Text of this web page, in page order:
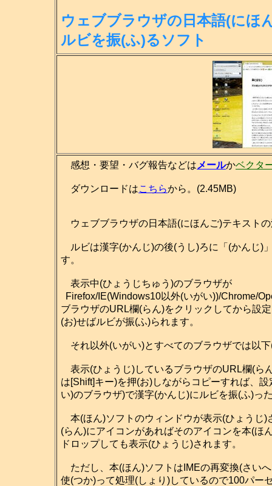
ウェブブラウザの日本語(にほ
ルビを振(ふ)るソフト
感想・要望・バグ報告などは メールかベクタ
ダウンロードはこちらから。(2.45MB)
ウェブブラウザの日本語(にほんご)テキスト
ルビは漢字(かんじ)の後(うし)ろに「(かんじ)
す。
表示中(ひょうじちゅう)のブラウザが
Firefox/IE(Windows10以外(いがい))/Chrome/
ブラウザのURL欄(らん)をクリックしてから設
(お)せばルビが振(ふ)られます。
それ以外(いがい)とすべてのブラウザでは以
表示(ひょうじ)しているブラウザのURL欄(ら
は[Shift]キー)を押(お)しながらコピーすれば、
い)のブラウザ)で漢字(かんじ)にルビを振(ふ)
本(ほん)ソフトのウィンドウが表示(ひょうじ)
(らん)にアイコンがあればそのアイコンを本(ほ
ドロップしても表示(ひょうじ)されます。
ただし、本(ほん)ソフトはIMEの再変換(さい
使(つか)って処理(しょり)しているので100パー